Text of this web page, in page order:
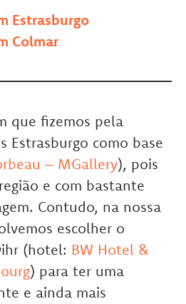
Estrasburgo
Colmar
que fizemos pela
Estrasburgo como base
– MGallery), pois
e com bastante
Contudo, na nossa
escolher o
(hotel: BW Hotel &
) para ter uma
e ainda mais